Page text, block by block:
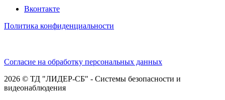
Вконтакте
Политика конфиденциальности
Согласие на обработку персональных данных
2026 © ТД "ЛИДЕР-СБ" - Системы безопасности и
видеонаблюдения